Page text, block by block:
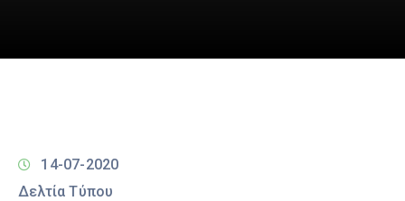
14-07-2020
Δελτία Τύπου